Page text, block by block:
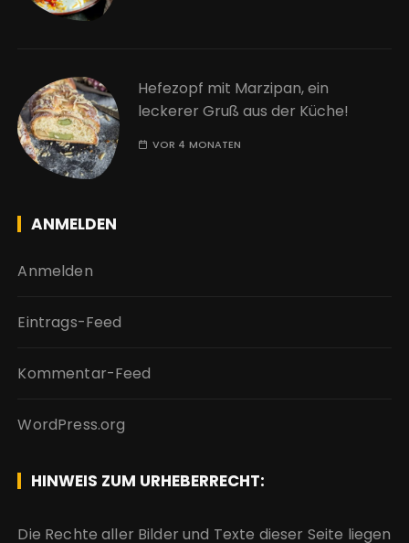
Hefezopf mit Marzipan, ein
leckerer Gruß aus der Küche!
VOR 4 MONATEN
ANMELDEN
Anmelden
Eintrags-Feed
Kommentar-Feed
WordPress.org
HINWEIS ZUM URHEBERRECHT:
Die Rechte aller Bilder und Texte dieser Seite liegen